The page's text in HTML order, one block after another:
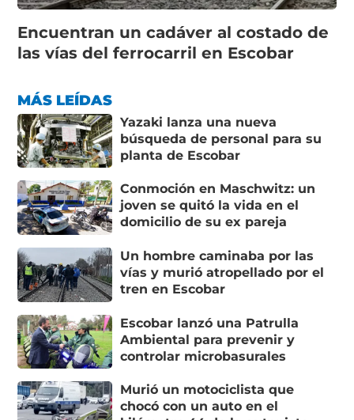
Encuentran un cadáver al costado de
las vías del ferrocarril en Escobar
MÁS LEÍDAS
Yazaki lanza una nueva
búsqueda de personal para su
planta de Escobar
Conmoción en Maschwitz: un
joven se quitó la vida en el
domicilio de su ex pareja
Un hombre caminaba por las
vías y murió atropellado por el
tren en Escobar
Escobar lanzó una Patrulla
Ambiental para prevenir y
controlar microbasurales
Murió un motociclista que
chocó con un auto en el